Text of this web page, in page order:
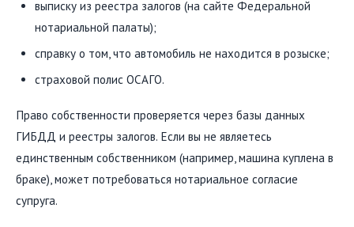
выписку из реестра залогов (на сайте Федеральной
нотариальной палаты);
справку о том, что автомобиль не находится в розыске;
страховой полис ОСАГО.
Право собственности проверяется через базы данных
ГИБДД и реестры залогов. Если вы не являетесь
единственным собственником (например, машина куплена в
браке), может потребоваться нотариальное согласие
супруга.